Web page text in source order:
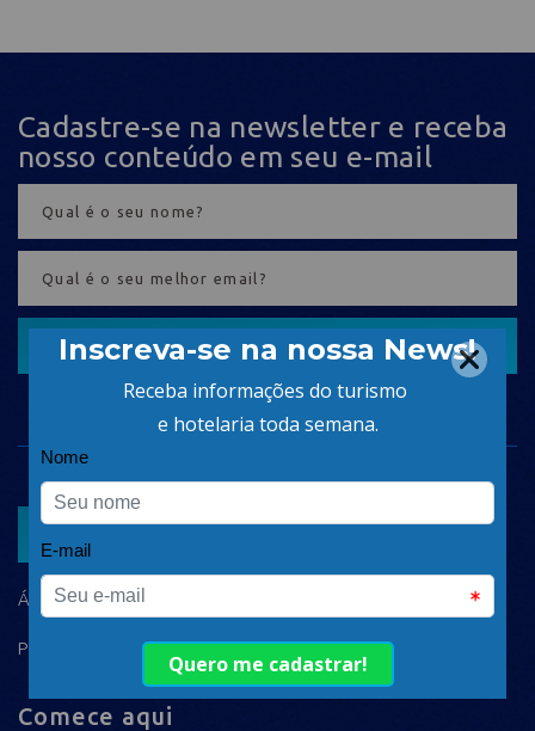
Cadastre-se na newsletter e receba
nosso conteúdo em seu e-mail
CADASTRAR
ÁREA DO ASSOCIADO
POLÍTICA DE PRIVACIDADE
Comece aqui